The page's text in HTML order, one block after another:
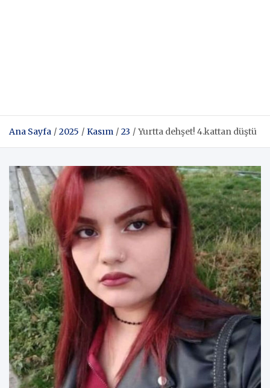
Ana Sayfa 2025 Kasım 23 Yurtta dehşet! 4.kattan düştü